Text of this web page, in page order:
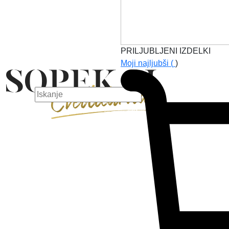
PRILJUBLJENI IZDELKI
Moji najljubši ( )